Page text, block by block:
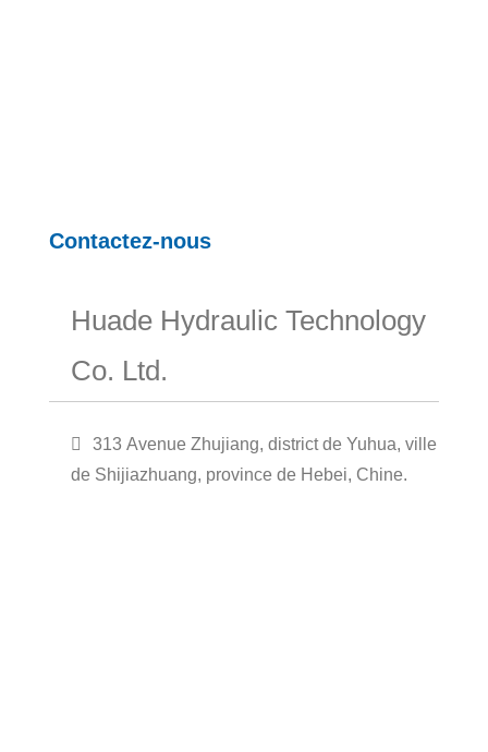
Contactez-nous
Huade Hydraulic Technology
Co. Ltd.
313 Avenue Zhujiang, district de Yuhua, ville
de Shijiazhuang, province de Hebei, Chine.